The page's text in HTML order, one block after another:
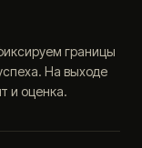
границы
На выходе
и оценка.